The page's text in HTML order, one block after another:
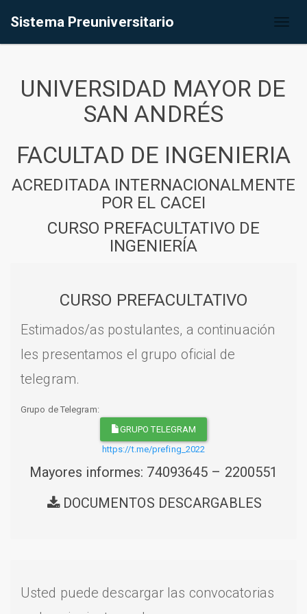
Sistema Preuniversitario
UNIVERSIDAD MAYOR DE
SAN ANDRÉS
FACULTAD DE INGENIERIA
ACREDITADA INTERNACIONALMENTE
POR EL CACEI
CURSO PREFACULTATIVO DE
INGENIERÍA
CURSO PREFACULTATIVO
Estimados/as postulantes, a continuación
les presentamos el grupo oficial de
telegram.
Grupo de Telegram:
GRUPO TELEGRAM
https://t.me/prefing_2022
Mayores informes: 74093645 – 2200551
DOCUMENTOS DESCARGABLES
Usted puede descargar las convocatorias